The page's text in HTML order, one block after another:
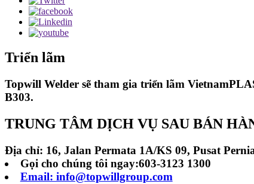
Triển lãm
Topwill Welder sẽ tham gia triển lãm
B303.
TRUNG TÂM DỊCH VỤ SAU BÁN
Địa chỉ: 16, Jalan Permata 1A/KS 09, Pusat
Gọi cho chúng tôi ngay:603-3123 1300
Email: info@topwillgroup.com